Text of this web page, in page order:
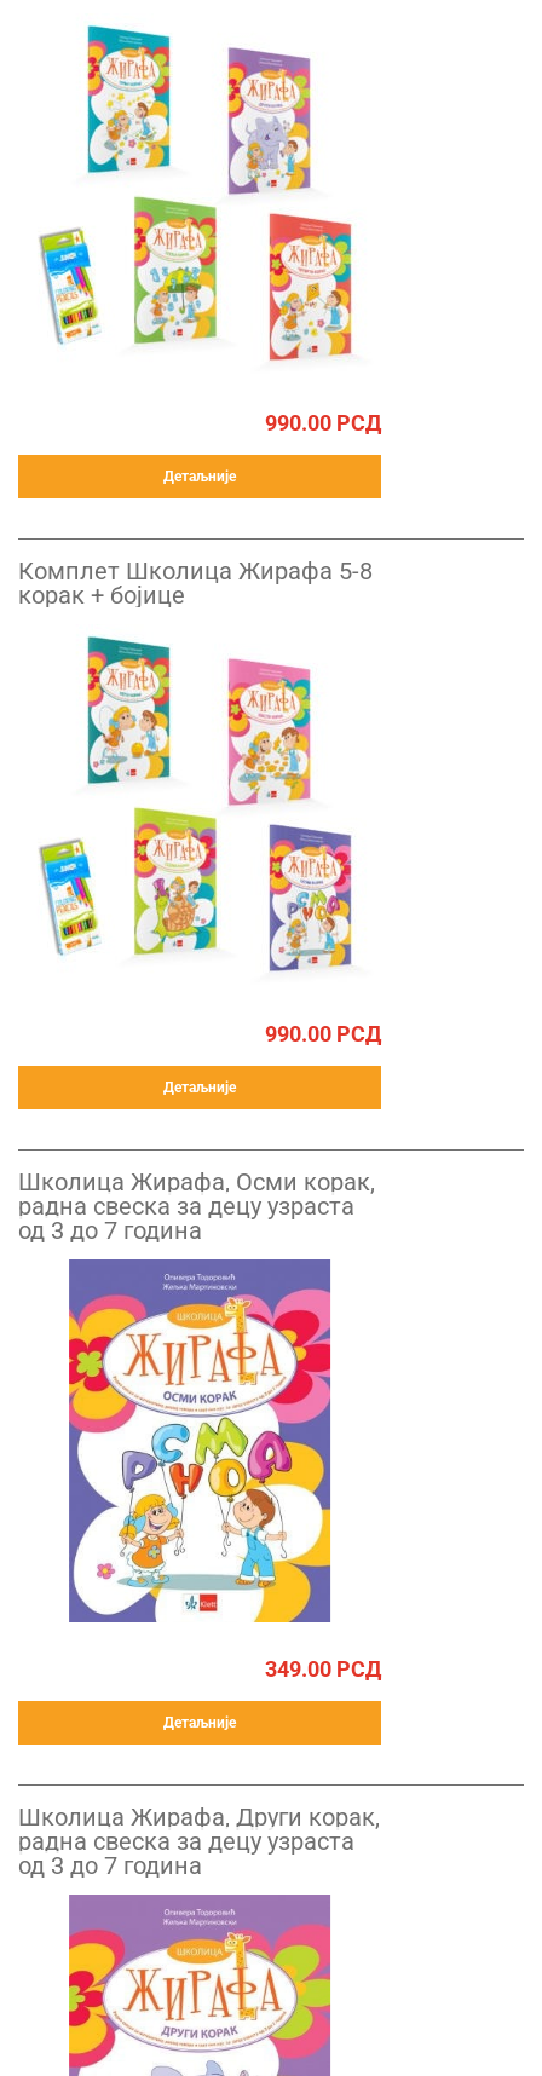
990.00 РСД
Детаљније
Комплет Школица Жирафа 5-8
корак + бојице
990.00 РСД
Детаљније
Школица Жирафа, Oсми корак,
радна свеска за децу узраста
од 3 до 7 година
349.00 РСД
Детаљније
Школица Жирафа, Други корак,
радна свеска за децу узраста
од 3 до 7 година